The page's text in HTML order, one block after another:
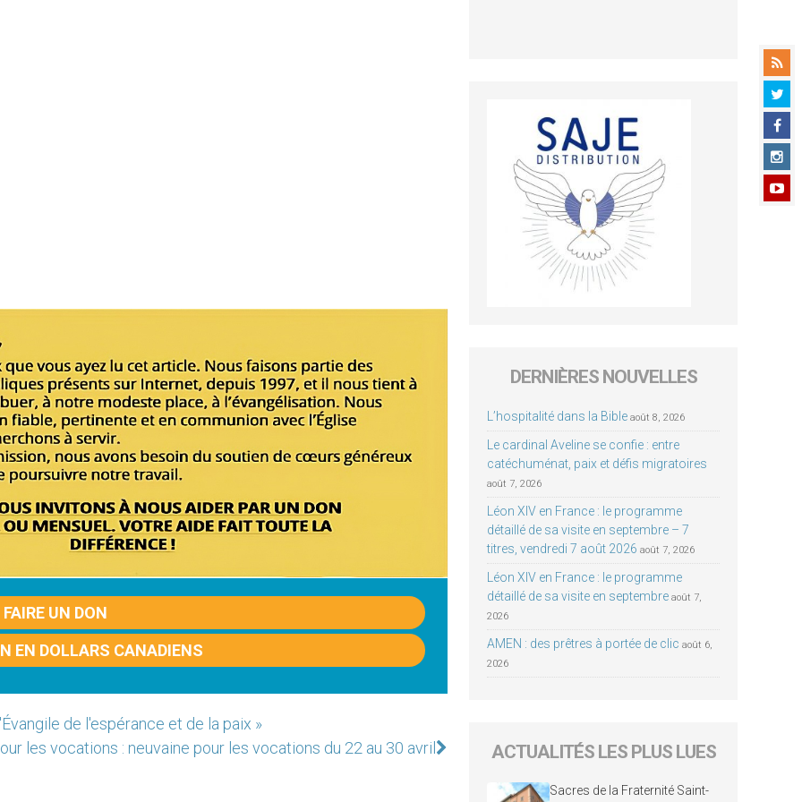
FAIRE UN DON
EN DOLLARS CANADIENS
de l'espérance et de la paix »
les vocations : neuvaine pour les vocations du 22 au 30 avril
DERNIÈRES NOUVELLES
L’hospitalité dans la Bible août 8, 2026
Le cardinal Aveline se confie : entre
catéchuménat, paix et défis migratoires
août 7, 2026
Léon XIV en France : le programme
détaillé de sa visite en septembre – 7
titres, vendredi 7 août 2026 août 7, 2026
Léon XIV en France : le programme
détaillé de sa visite en septembre août 7,
2026
AMEN : des prêtres à portée de clic août 6,
2026
ACTUALITÉS LES PLUS LUES
Sacres de la Fraternité Saint-